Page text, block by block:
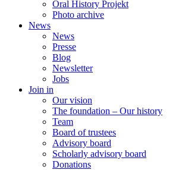
Oral History Projekt
Photo archive
News
News
Presse
Blog
Newsletter
Jobs
Join in
Our vision
The foundation – Our history
Team
Board of trustees
Advisory board
Scholarly advisory board
Donations